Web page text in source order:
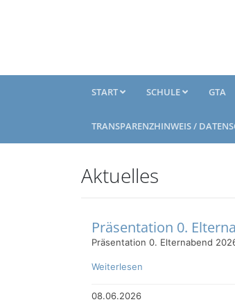
START SCHULE GTA
TRANSPARENZHINWEIS /
Aktuelles
Präsentation 0.
Präsentation 0. Elternabend
Weiterlesen
08.06.2026